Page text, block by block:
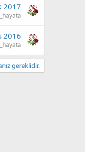
2017
2016
gereklidir.